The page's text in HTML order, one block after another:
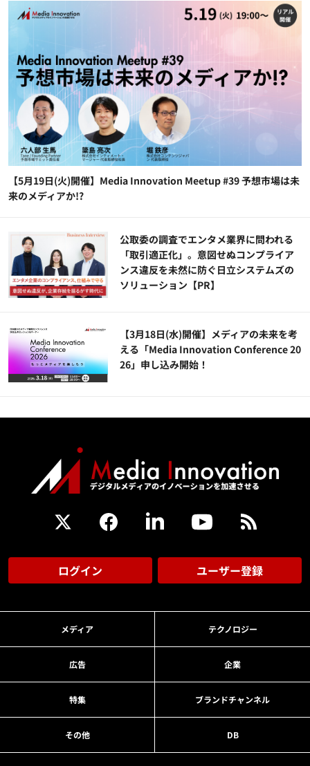
【5月19日(火)開催】Media Innovation Meetup #39 予想市場は未
来のメディアか!?
公​​取委の調査でエンタメ業界に問われる
「取引適正化」。意図せぬコンプライア
ンス違反を未然に防ぐ日立システムズの
ソリューション​【PR】
【3月18日(水)開催】メディアの未来を考
える「Media Innovation Conference 20
26」申し込み開始！
ログイン ユーザー登録
メディア テクノロジー
広告 企業
特集 ブランドチャンネル
その他 DB